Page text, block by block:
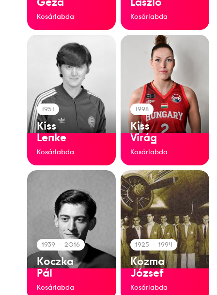
Kosárlabda Kosárlabda
1951
Kiss
Lenke
Kosárlabda
1998
Kiss
Virág
Kosárlabda
1939 — 2016
Koczka
Pál
Kosárlabda
1925 — 1994
Kozma
József
Kosárlabda